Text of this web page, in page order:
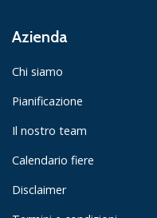
Azienda
Chi siamo
Pianificazione
Il nostro team
Calendario fiere
Disclaimer